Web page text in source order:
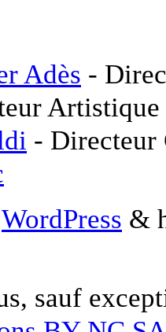
Adès -
-
WordPress &
sauf